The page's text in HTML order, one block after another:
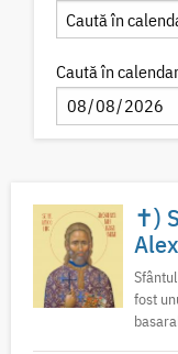
Caută în
✝)
fost